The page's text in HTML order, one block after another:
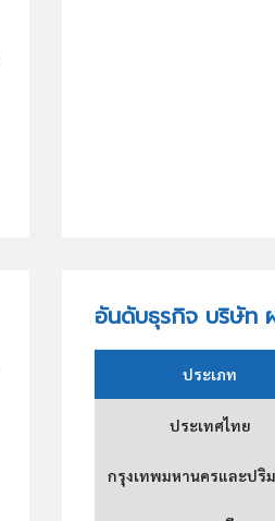
อันดับธุรกิจ บริษัท
ประเภท
ประเทศไทย
กรุงเทพมหานครและป